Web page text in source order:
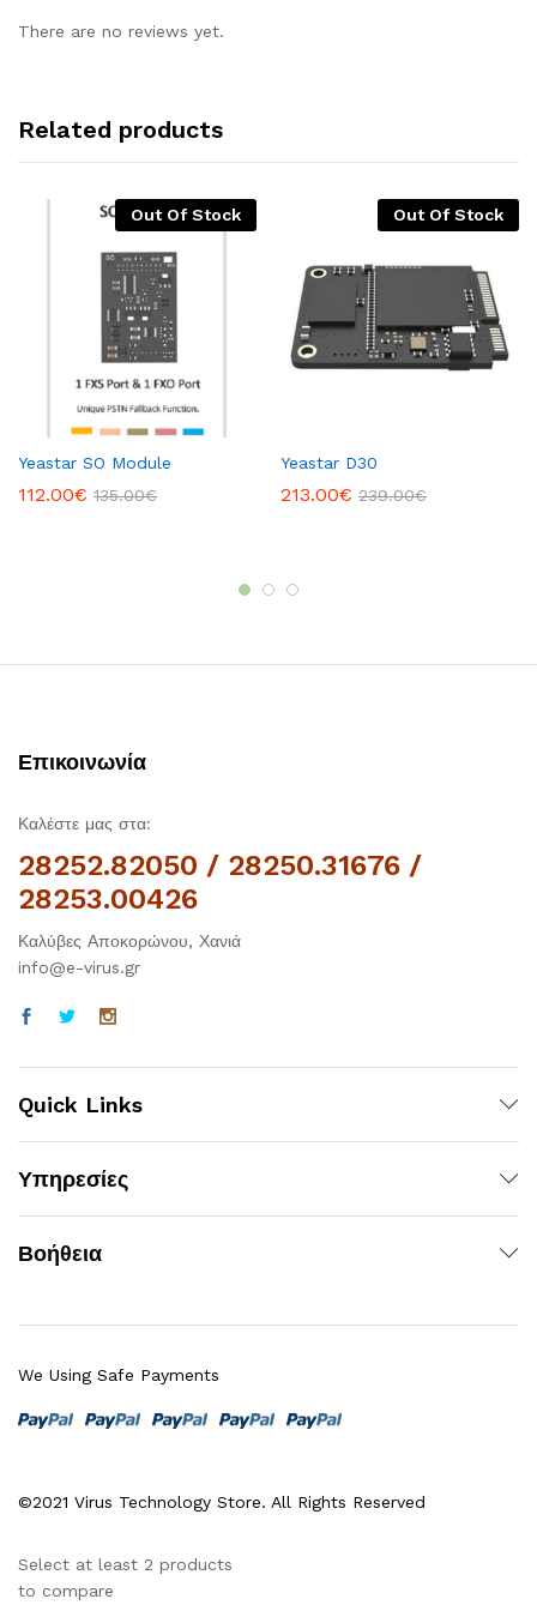
There are no reviews yet.
Related products
Out Of Stock
Yeastar SO Module
112.00€ 135.00€
Out Of Stock
Yeastar D30
213.00€ 239.00€
Επικοινωνία
Καλέστε μας στα:
28252.82050 / 28250.31676 /
28253.00426
Καλύβες Αποκορώνου, Χανιά
info@e-virus.gr
Quick Links
Υπηρεσίες
Βοήθεια
©2021 Virus Technology Store. All Rights Reserved
We Using Safe Payments
Select at least 2 products
to compare